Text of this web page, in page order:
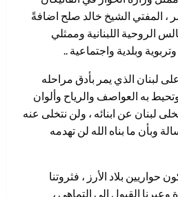
، المفتي الشيخ خالد صلح اضافةً
الروحية اللبنانية وممثلي
وبلدية واجتماعية ..
لبنان الذي يمر بأدق مراحله
وتحيط به العواصف والرياح وألوان
لبنان عن ابنائه ، ولن نتخلى عنه
وبأن ما بناه الله لن تهدمه
بلاد الأرز ، فثروتنا
القبول الى التماهي ،